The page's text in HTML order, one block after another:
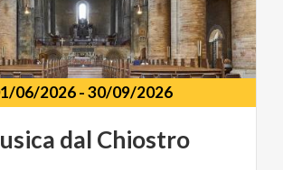
06/2026-30/09/2026
dal Chiostro